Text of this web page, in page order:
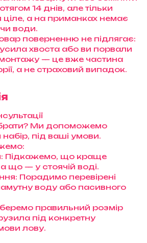
14 днів, але тільки
а на приманках немає
чи води.
поверненню не підлягає:
хвоста або ви порвали
монтажу — це вже частина
а не страховий випадок.
Ми допоможемо
під ваші умови.
Підкажемо, що краще
що — у стоячій воді.
Порадимо перевірені
воду або пасивного
правильний розмір
під конкретну
лову.